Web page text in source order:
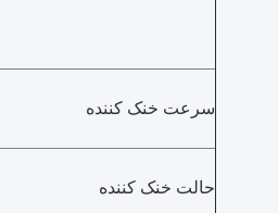
سرعت خنک کننده
حالت خنک کننده